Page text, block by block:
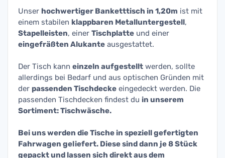
Unser hochwertiger Banketttisch in 1,20m ist mit
einem stabilen klappbaren Metalluntergestell,
Stapelleisten, einer Tischplatte und einer
eingefräßten Alukante ausgestattet.
Der Tisch kann einzeln aufgestellt werden, sollte
allerdings bei Bedarf und aus optischen Gründen mit
der passenden Tischdecke eingedeckt werden. Die
passenden Tischdecken findest du in unserem
Sortiment: Tischwäsche.
Bei uns werden die Tische in speziell gefertigten
Fahrwagen geliefert. Diese sind dann je 8 Stück
gepackt und lassen sich direkt aus dem